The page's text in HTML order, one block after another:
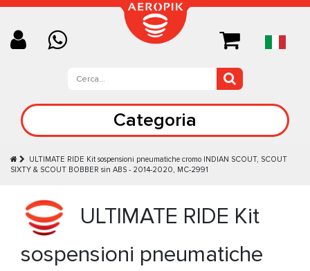
Categoria
ULTIMATE RIDE Kit sospensioni pneumatiche cromo INDIAN SCOUT, SCOUT
SIXTY & SCOUT BOBBER sin ABS - 2014-2020, MC-2991
ULTIMATE RIDE Kit
sospensioni pneumatiche